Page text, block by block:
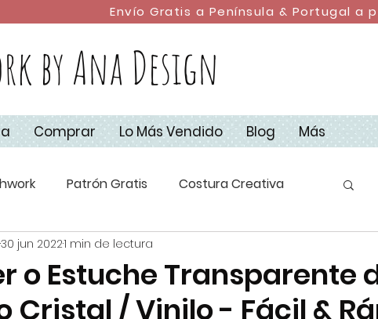
Envío Gratis a Península & Portugal a
by Ana Design
Comprar Lo Más Vendido Blog Más
Patrón Gratis Costura Creativa
Apliquick Costura con Retales
Navidad Campus de Costura 2023
o Estuche Transparente
Cristal / Vinilo - Fácil &
30 jun 20221 min de lectura